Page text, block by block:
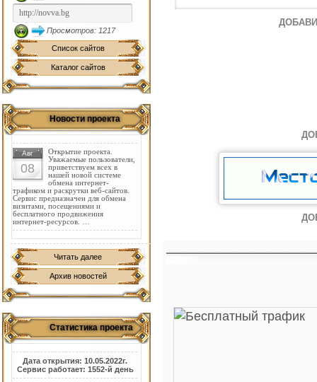
Просмотров: 1217
Список сайтов
Каталог сайтов
Новости проекта
Авг
08
Открытие проекта.
Уважаемые пользователи,
приветствуем всех в
нашей новой системе
обмена интернет-
трафиком и раскрутки веб-сайтов.
Сервис предназначен для обмена
визитами, посещениями и
бесплатного продвижения
интернет-ресурсов. …
Читать далее
Архив новостей
Статистика проекта
Дата открытия: 10.05.2022г.
Сервис работает: 1552-й день